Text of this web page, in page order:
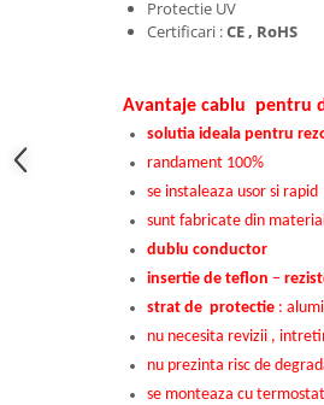
Kit complet incalzire in pardoseala
cu apa
Protectie UV
Certificari :CE , RoHS
Avantaje cablu pentru
solutia ideala pentru
randament 100%
se instaleaza usor si rapid
sunt fabricate din
dublu conductor
insertie de teflon –
strat de protectie :
nu necesita revizii ,
nu prezinta risc de
se monteaza cu